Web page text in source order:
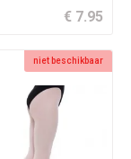
€ 7.95
niet beschikbaar